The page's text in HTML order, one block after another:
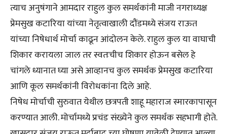
त्याच अनुषंगाने आमदार राहुल कुल समर्थकांनी माजी नगराध्यक्ष
प्रेमसुख कटारिया यांच्या नेतृत्वाखाली दौंडमध्ये संजय राऊत
यांच्या निषेधार्थ मोर्चा काढून आंदोलन केले. राहुल कुल या वाघाची
शिकार करायला जाल तर स्वतःचीच शिकार होऊन बसेल हे
चांगले ध्यानात घ्या असे आव्हानच कुल समर्थक प्रेमसुख कटारिया
आणि कूल समर्थकांनी विरोधकांना दिले आहे.
निषेध मोर्चाची सुरुवात येथील छत्रपती शाहू महाराज स्मारकापासून
करण्यात आली. मोर्चामध्ये प्रचंड संख्येने कुल समर्थक सहभागी होते.